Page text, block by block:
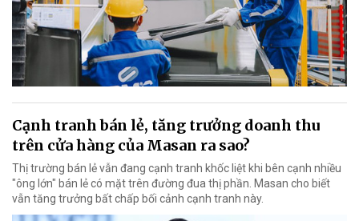
Cạnh tranh bán lẻ, tăng trưởng doanh thu
trên cửa hàng của Masan ra sao?
Thị trường bán lẻ vẫn đang cạnh tranh khốc liệt khi bên cạnh nhiều
"ông lớn" bán lẻ có mặt trên đường đua thị phần. Masan cho biết
vẫn tăng trưởng bất chấp bối cảnh cạnh tranh này.